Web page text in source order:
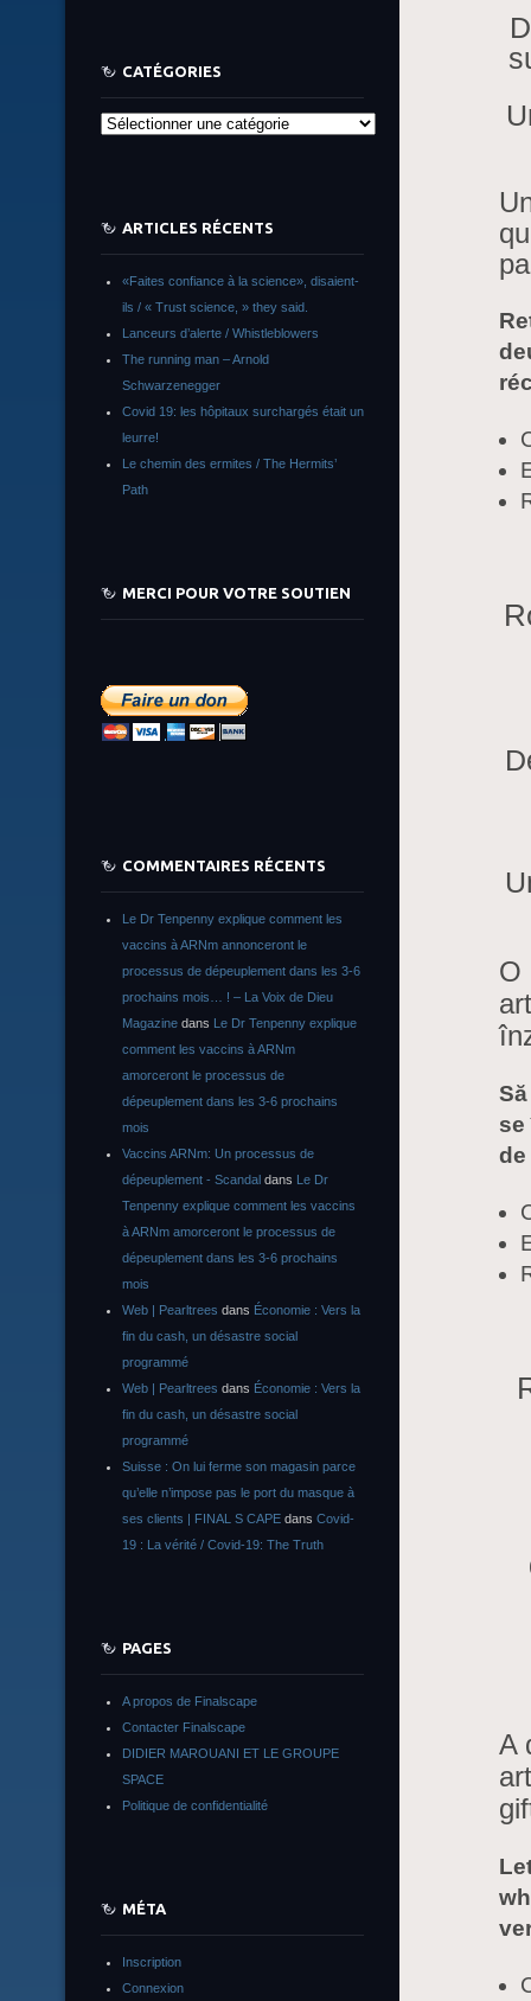
O
se
de
A
CATÉGORIES
Catégories
ARTICLES RÉCENTS
«Faites confiance à la science», disaient-
ils / « Trust science, » they said.
Lanceurs d’alerte / Whistleblowers
The running man – Arnold
Schwarzenegger
Covid 19: les hôpitaux surchargés était un
leurre!
Le chemin des ermites / The Hermits’
Path
MERCI POUR VOTRE SOUTIEN
COMMENTAIRES RÉCENTS
Le Dr Tenpenny explique comment les
vaccins à ARNm annonceront le
processus de dépeuplement dans les 3-6
prochains mois… ! – La Voix de Dieu
Magazine dans Le Dr Tenpenny explique
comment les vaccins à ARNm
amorceront le processus de
dépeuplement dans les 3-6 prochains
mois
Vaccins ARNm: Un processus de
dépeuplement - Scandal dans Le Dr
Tenpenny explique comment les vaccins
à ARNm amorceront le processus de
dépeuplement dans les 3-6 prochains
mois
Web | Pearltrees dans Économie : Vers la
fin du cash, un désastre social
programmé
Web | Pearltrees dans Économie : Vers la
fin du cash, un désastre social
programmé
Suisse : On lui ferme son magasin parce
qu’elle n’impose pas le port du masque à
ses clients | FINAL S CAPE dans Covid-
19 : La vérité / Covid-19: The Truth
PAGES
A propos de Finalscape
Contacter Finalscape
DIDIER MAROUANI ET LE GROUPE
SPACE
Politique de confidentialité
MÉTA
Inscription
Connexion